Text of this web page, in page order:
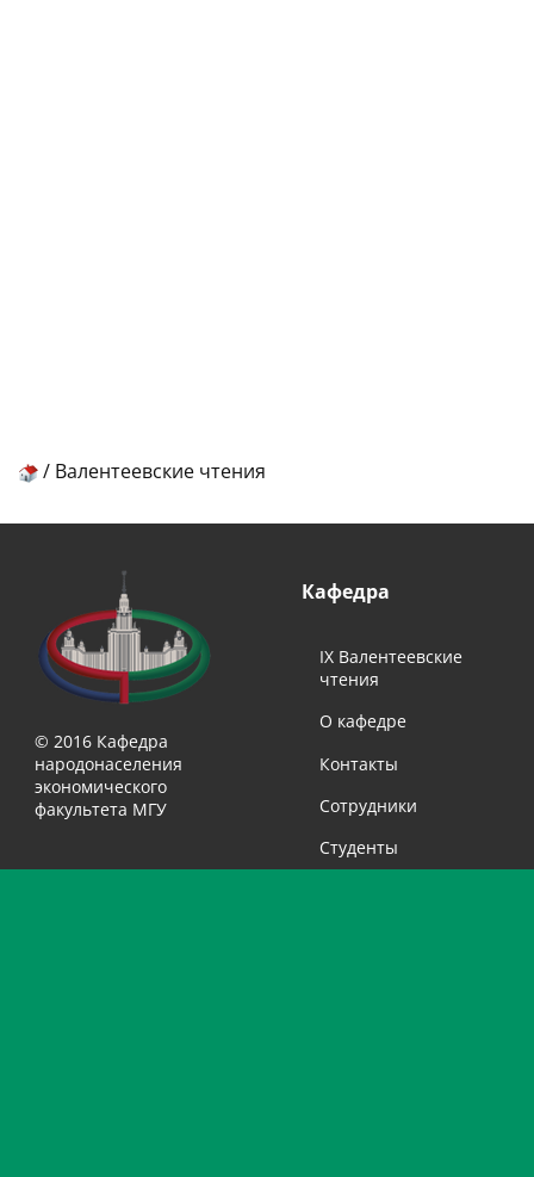
/ Валентеевские чтения
© 2016 Кафедра
народонаселения
экономического
факультета МГУ
Кафедра
IX Валентеевские
чтения
О кафедре
Контакты
Сотрудники
Студенты